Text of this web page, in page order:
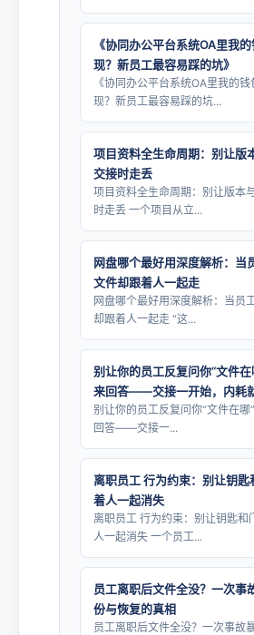
《协同办公平台系统OA里我
现？新员工最容易踩的坑》
《协同办公平台系统OA里我的
现？新员工最容易踩的坑...
项目资料全生命周期：别让版
交接时走丢
项目资料全生命周期：别让版本
时走丢 一个项目从立...
网盘哪个最好用深度解析：当
文件却跟着人一起走
网盘哪个最好用深度解析：当员
却跟着人一起走 “这...
别让你的员工反复问你“文件在
来回答——交接一开始，内耗
别让你的员工反复问你“文件在哪
回答——交接一...
离职员工 行为约束：别让钥匙
着人一起消失
离职员工 行为约束：别让钥匙和
人一起消失 一个员工...
员工离职后文件全没？一次事
份与恢复的真相
员工离职后文件全没？一次事故